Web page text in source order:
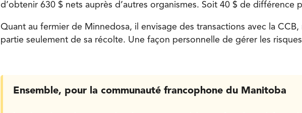
d’obtenir 630 $ nets auprès d’autres organismes. Soit 40 $ de différence
Quant au fermier de Minnedosa, il envisage des transactions avec la CCB,
partie seulement de sa récolte. Une façon personnelle de gérer les
Ensemble, pour la communauté francophone du Manitoba